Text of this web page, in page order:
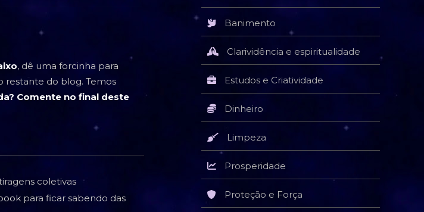
, dê uma forcinha para
restante do blog. Temos
Comente no final deste
coletivas
para ficar sabendo das
Banimento
Clarividência e espiritualidade
Estudos e Criatividade
Dinheiro
Limpeza
Prosperidade
Proteção e Força